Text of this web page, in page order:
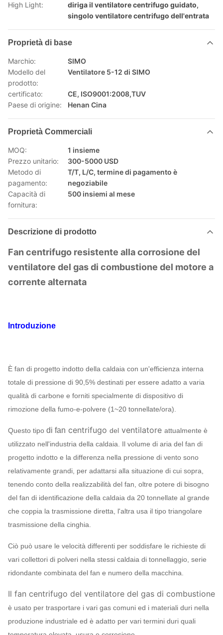
High Light:
diriga il ventilatore centrifugo guidato,
singolo ventilatore centrifugo dell'entrata
Proprietà di base
Marchio:
SIMO
Modello del
prodotto:
Ventilatore 5-12 di SIMO
certificato:
CE, ISO9001:2008,TUV
Paese di origine:
Henan Cina
Proprietà Commerciali
MOQ:
1 insieme
Prezzo unitario:
300-5000 USD
Metodo di
pagamento:
T/T, L/C, termine di pagamento è
negoziabile
Capacità di
fornitura:
500 insiemi al mese
Descrizione di prodotto
Fan centrifugo resistente alla corrosione del
ventilatore del gas di combustione del motore a
corrente alternata
Introduzione
È fan di progetto indotto della caldaia con un'efficienza interna
totale di pressione di 90,5% destinati per essere adatto a varia
qualità di carbone e forniti specialmente di dispositivo di
rimozione della fumo-e-polvere (1~20 tonnellate/ora).
Questo tipo di fan centrifugo del ventilatore attualmente è
utilizzato nell'industria della caldaia. Il volume di aria del fan di
progetto indotto e la differenza nella pressione di vento sono
relativamente grandi, per adattarsi alla situazione di cui sopra,
tenendo conto della realizzabilità del fan, oltre potere di bisogno
del fan di identificazione della caldaia da 20 tonnellate al grande
che coppia la trasmissione diretta, l'altra usa il tipo triangolare
trasmissione della cinghia.
Ciò può usare le velocità differenti per soddisfare le richieste di
vari collettori di polveri nella stessi caldaia di tonnellaggio, serie
ridondante combinata del fan e numero della macchina.
Il fan centrifugo del ventilatore del gas di combustione
è usato per trasportare i vari gas comuni ed i materiali duri nella
produzione industriale ed è adatto per vari termini duri quali